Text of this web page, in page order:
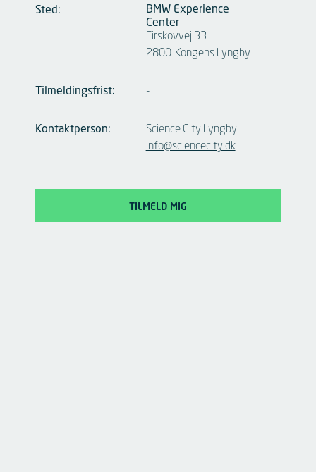
Sted:
BMW Experience
Center
Firskovvej 33
2800 Kongens Lyngby
Tilmeldingsfrist:
Kontaktperson:
-
Science City Lyngby
info@sciencecity.dk
TILMELD MIG